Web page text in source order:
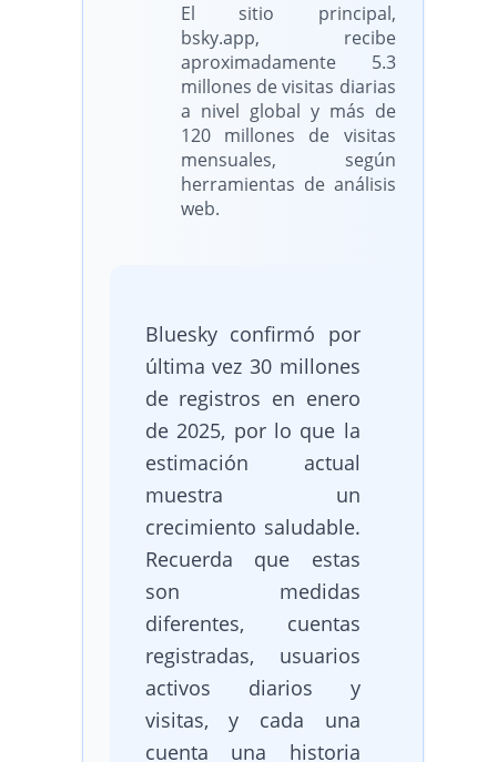
El sitio principal,
bsky.app, recibe
aproximadamente 5.3
millones de visitas diarias
a nivel global y más de
120 millones de visitas
mensuales, según
herramientas de análisis
web.
Bluesky confirmó por
última vez 30 millones
de registros en enero
de 2025, por lo que la
estimación actual
muestra un
crecimiento saludable.
Recuerda que estas
son medidas
diferentes, cuentas
registradas, usuarios
activos diarios y
visitas, y cada una
cuenta una historia